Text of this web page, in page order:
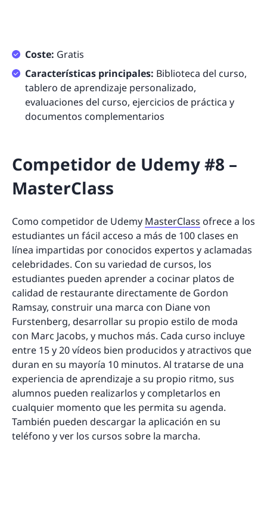
Coste: Gratis
Características principales: Biblioteca del curso,
tablero de aprendizaje personalizado,
evaluaciones del curso, ejercicios de práctica y
documentos complementarios
Competidor de Udemy #8 –
MasterClass
Como competidor de Udemy MasterClass ofrece a los
estudiantes un fácil acceso a más de 100 clases en
línea impartidas por conocidos expertos y aclamadas
celebridades. Con su variedad de cursos, los
estudiantes pueden aprender a cocinar platos de
calidad de restaurante directamente de Gordon
Ramsay, construir una marca con Diane von
Furstenberg, desarrollar su propio estilo de moda
con Marc Jacobs, y muchos más. Cada curso incluye
entre 15 y 20 vídeos bien producidos y atractivos que
duran en su mayoría 10 minutos. Al tratarse de una
experiencia de aprendizaje a su propio ritmo, sus
alumnos pueden realizarlos y completarlos en
cualquier momento que les permita su agenda.
También pueden descargar la aplicación en su
teléfono y ver los cursos sobre la marcha.